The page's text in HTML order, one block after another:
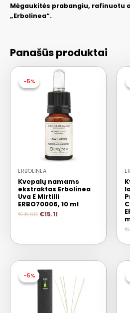
Mėgaukitės prabangiu, rafinuotu
„Erbolinea“.
Panašūs produktai
-5%
-5%
ERBOLINEA
Kvepalų namams
ekstraktas Erbolinea
Uva E Mirtilli
ERBO70006, 10 ml
€15.90 €15.11
€
-5%
-5%